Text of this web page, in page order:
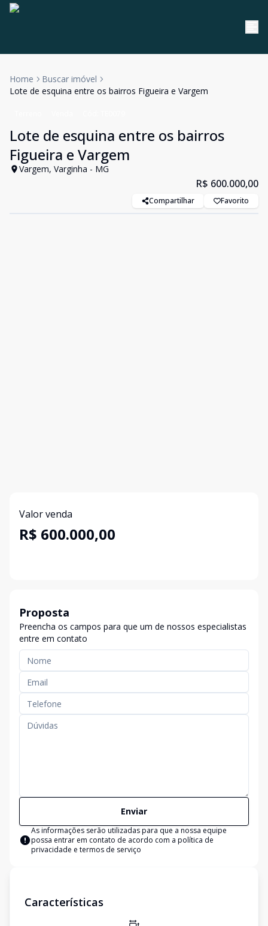
Home
Buscar imóvel
Lote de esquina entre os bairros Figueira e Vargem
Lote de esquina entre os bairros
Figueira e Vargem
Vargem, Varginha - MG
R$ 600.000,00
Compartilhar Favorito
Valor venda
R$ 600.000,00
Proposta
Preencha os campos para que um de nossos especialistas
entre em contato
Enviar
As informações serão utilizadas para que a nossa equipe
possa entrar em contato de acordo com a política de
privacidade e termos de serviço
Características